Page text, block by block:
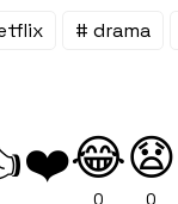
# drama
❤️😂😧